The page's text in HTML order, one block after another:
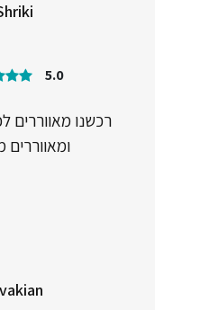
5.0
רכשנו מאווררים
ומאווררים